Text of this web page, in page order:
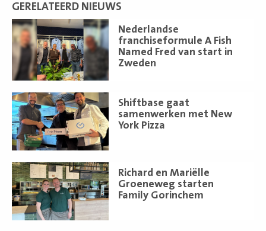
GERELATEERD NIEUWS
Nederlandse
franchiseformule A Fish
Named Fred van start in
Zweden
Lees
meer
Shiftbase gaat
samenwerken met New
York Pizza
Lees
meer
Richard en Mariëlle
Groeneweg starten
Family Gorinchem
Lees
meer